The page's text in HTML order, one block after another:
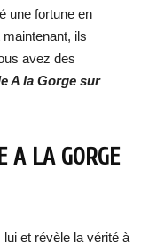
une fortune en
ils
avez des
A la Gorge sur
A LA GORGE
et révèle la vérité à